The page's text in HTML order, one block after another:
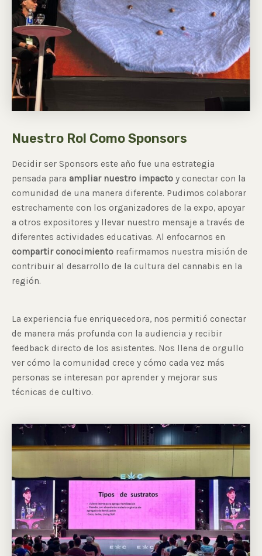
Nuestro Rol Como Sponsors
Decidir ser Sponsors este año fue una estrategia
pensada para ampliar nuestro impacto y conectar con la
comunidad de una manera diferente. Pudimos colaborar
estrechamente con los organizadores de la expo, apoyar
a otros expositores y llevar nuestro mensaje a través de
diferentes actividades educativas. Al enfocarnos en
compartir conocimiento reafirmamos nuestra misión de
contribuir al desarrollo de la cultura del cannabis en la
región.
La experiencia fue enriquecedora, nos permitió conectar
de manera más profunda con la audiencia y recibir
feedback directo de los asistentes. Nos llena de orgullo
ver cómo la comunidad crece y cómo cada vez más
personas se interesan por aprender y mejorar sus
técnicas de cultivo.